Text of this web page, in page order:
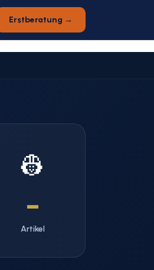
Erstberatung →
👷
–
Artikel